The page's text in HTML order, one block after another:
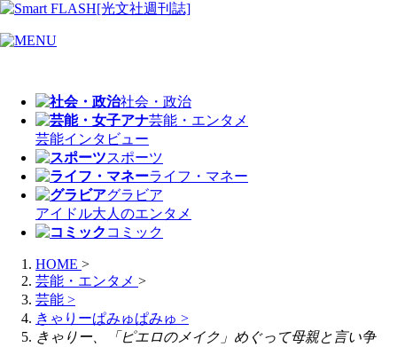
社会・政治
芸能・エンタメ
芸能インタビュー
スポーツ
ライフ・マネー
グラビア
アイドル大人のエンタメ
コミック
HOME >
芸能・エンタメ >
芸能 >
きゃりーぱみゅぱみゅ >
きゃりー、「ピエロのメイク」めぐって母親と言い争